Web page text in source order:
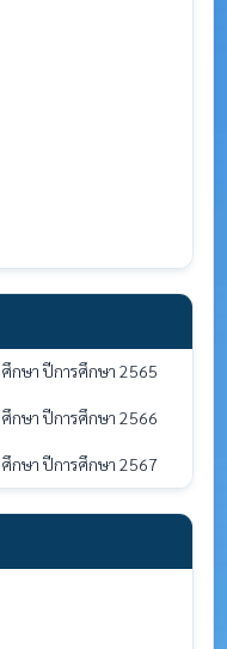
กษา ปีการศึกษา 2565
กษา ปีการศึกษา 2566
กษา ปีการศึกษา 2567